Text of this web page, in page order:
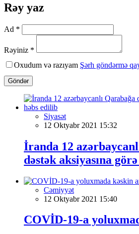
Rəy yaz
Ad *
Rəyiniz *
Oxudum və razıyam Şərh göndərmə
Göndər
Siyasət
12 Oktyabr 2021 15:32
İranda 12
dəstək aksiyasına
Cəmiyyət
12 Oktyabr 2021 15:40
COVİD-19-a